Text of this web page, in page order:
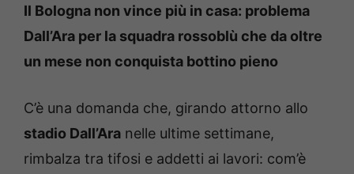
Il Bologna non vince più in casa: problema
Dall’Ara per la squadra rossoblù che da oltre
un mese non conquista bottino pieno
C’è una domanda che, girando attorno allo
stadio Dall’Ara nelle ultime settimane,
rimbalza tra tifosi e addetti ai lavori: com’è